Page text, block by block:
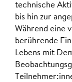
technische
bis hin zur
Während eine
berührende
Lebens mit